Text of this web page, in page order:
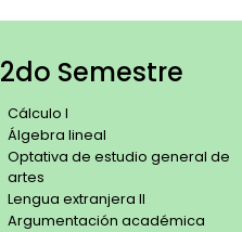
2do Semestre
Cálculo I
Álgebra lineal
Optativa de estudio general de
artes
Lengua extranjera II
Argumentación académica